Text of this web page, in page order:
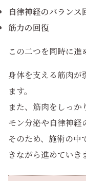
自律神経のバランス
筋力の回復
この二つを同時に進
身体を支える筋肉が
ます。
また、筋肉をしっ
モン分泌や自律神経
そのため、施術の中
きながら進めていき